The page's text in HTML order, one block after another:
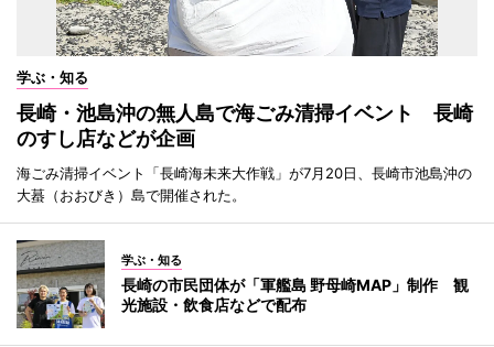
学ぶ・知る
長崎・池島沖の無人島で海ごみ清掃イベント 長崎
のすし店などが企画
海ごみ清掃イベント「長崎海未来大作戦」が7月20日、長崎市池島沖の
大蟇（おおびき）島で開催された。
学ぶ・知る
長崎の市民団体が「軍艦島 野母崎MAP」制作 観
光施設・飲食店などで配布